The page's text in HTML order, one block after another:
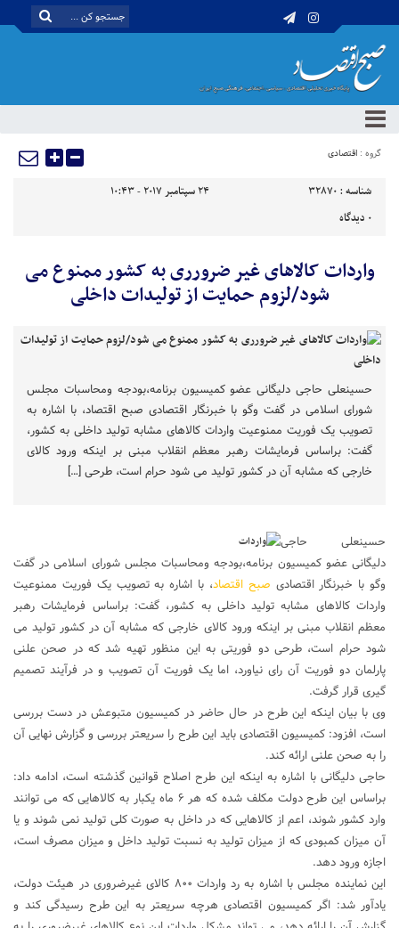
گروه : اقتصادی
شناسه : 32870
24 سپتامبر 2017 - 10:43
0 دیدگاه
واردات کالاهای غیر ضرورری به کشور ممنوع می
شود/لزوم حمایت از تولیدات داخلی
حسینعلی حاجی دلیگانی عضو کمیسیون برنامه،بودجه ومحاسبات مجلس
شورای اسلامی در گفت وگو با خبرنگار اقتصادی صبح اقتصاد، با اشاره به
تصویب یک فوریت ممنوعیت واردات کالاهای مشابه تولید داخلی به کشور،
گفت: براساس فرمایشات رهبر معظم انقلاب مبنی بر اینکه ورود کالای
خارجی که مشابه آن در کشور تولید می شود حرام است، طرحی […]
حسینعلی حاجی
دلیگانی عضو کمیسیون برنامه،بودجه ومحاسبات مجلس شورای اسلامی در گفت
وگو با خبرنگار اقتصادی صبح اقتصاد، با اشاره به تصویب یک فوریت ممنوعیت
واردات کالاهای مشابه تولید داخلی به کشور، گفت: براساس فرمایشات رهبر
معظم انقلاب مبنی بر اینکه ورود کالای خارجی که مشابه آن در کشور تولید می
شود حرام است، طرحی دو فوریتی به این منظور تهیه شد که در صحن علنی
پارلمان دو فوریت آن رای نیاورد، اما یک فوریت آن تصویب و در فرآیند تصمیم
گیری قرار گرفت.
وی با بیان اینکه این طرح در حال حاضر در کمیسیون متبوعش در دست بررسی
است، افزود: کمیسیون اقتصادی باید این طرح را سریعتر بررسی و گزارش نهایی آن
را به صحن علنی ارائه کند.
حاجی دلیگانی با اشاره به اینکه این طرح اصلاح قوانین گذشته است، ادامه داد:
براساس این طرح دولت مکلف شده که هر ۶ ماه یکبار به کالاهایی که می توانند
وارد کشور شوند، اعم از کالاهایی که در داخل به صورت کلی تولید نمی شوند و یا
آن میزان کمبودی که از میزان تولید به نسبت تولید داخل و میزان مصرف است،
اجازه ورود دهد.
این نماینده مجلس با اشاره به رد واردات ۸۰۰ کالای غیرضروری در هیئت دولت،
یادآور شد: اگر کمیسیون اقتصادی هرچه سریعتر به این طرح رسیدگی کند و